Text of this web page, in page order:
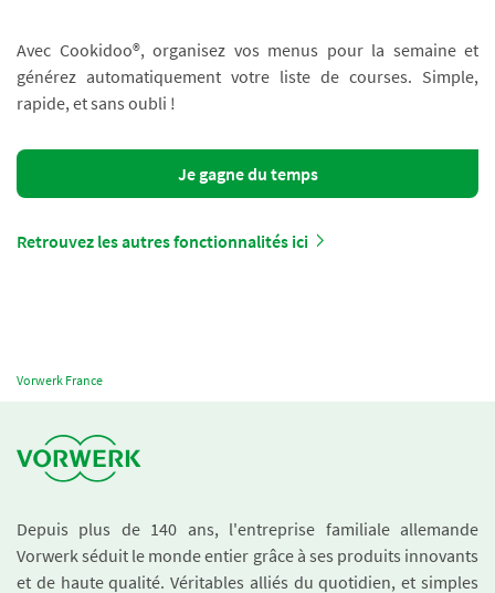
Avec Cookidoo®, organisez vos menus pour la semaine et
générez automatiquement votre liste de courses. Simple,
rapide, et sans oubli !
Je gagne du temps
Retrouvez les autres fonctionnalités ici
Vorwerk France
Depuis plus de 140 ans, l'entreprise familiale allemande
Vorwerk séduit le monde entier grâce à ses produits innovants
et de haute qualité. Véritables alliés du quotidien, et simples